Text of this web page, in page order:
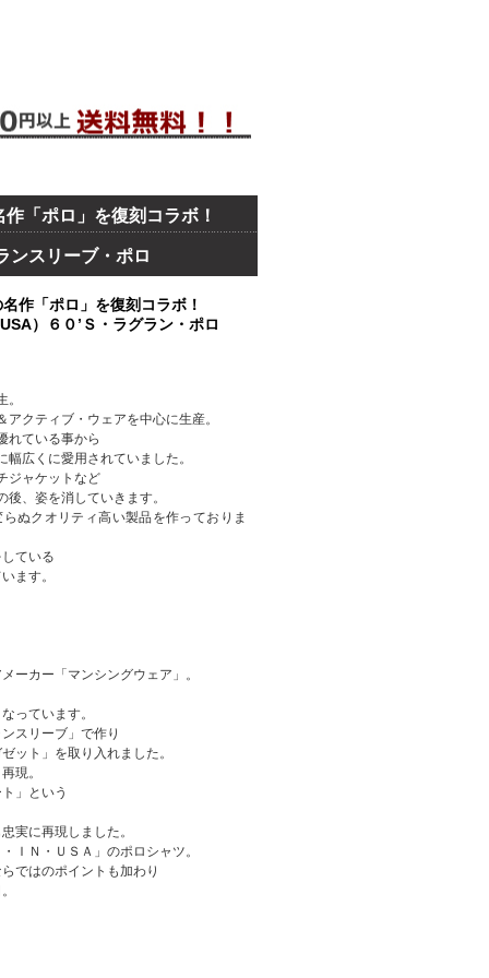
「ポロ」を復刻コラボ！
ンスリーブ・ポロ
作「ポロ」を復刻コラボ！
）６０’Ｓ・ラグラン・ポロ
クティブ・ウェアを中心に生産。
れている事から
広くに愛用されていました。
ジャケットなど
、姿を消していきます。
ぬクオリティ高い製品を作っておりま
ている
ます。
ーカー「マンシングウェア」。
っています。
スリーブ」で作り
ット」を取り入れました。
現。
」という
実に再現しました。
ＩＮ・ＵＳＡ」のポロシャツ。
ではのポイントも加わり